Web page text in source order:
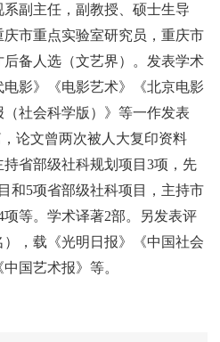
副主任，副教授、硕士生导
市重点实验室研究员 ，重庆市
备人选（文艺界）。发表学术
影》《电影艺术》《北京电影
社会科学版）》等一作发表
论文曾两次被人大复印资料
持省部级社科规划项目3项，先
和5项省部级社科项目，主持市
等。学术译著2部。另发表评
，载《光明日报》《中国社会
国艺术报》等。